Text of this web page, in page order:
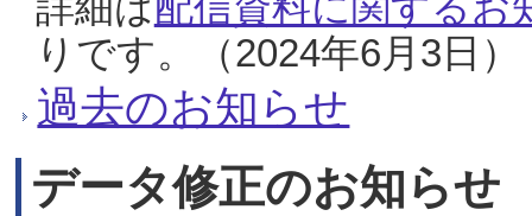
りです。（2024年6月3日）
過去のお知らせ
データ修正のお知らせ